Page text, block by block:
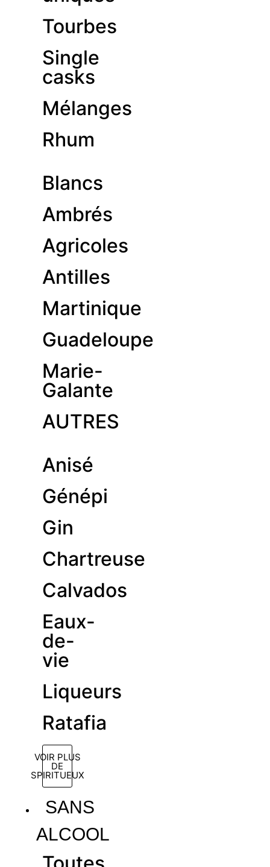
Tourbes
Single
casks
Mélanges
Rhum
Blancs
Ambrés
Agricoles
Antilles
Martinique
Guadeloupe
Marie-
Galante
AUTRES
Anisé
Génépi
Gin
Chartreuse
Calvados
Eaux-
de-
vie
Liqueurs
Ratafia
VOIR PLUS
DE
SPIRITUEUX
SANS
ALCOOL